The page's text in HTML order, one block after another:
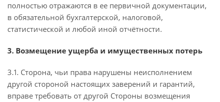
полностью отражаются в ее первичной документации,
в обязательной бухгалтерской, налоговой,
статистической и любой иной отчётности.
3. Возмещение ущерба и имущественных потерь
3.1. Сторона, чьи права нарушены неисполнением
другой стороной настоящих заверений и гарантий,
вправе требовать от другой Стороны возмещения